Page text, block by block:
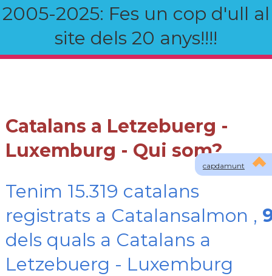
2005-2025: Fes un cop d'ull al
site dels 20 anys!!!!
capdamunt
Catalans a Letzebuerg -
Luxemburg - Qui som?
Tenim 15.319 catalans
registrats a Catalansalmon ,
dels quals a Catalans a
Letzebuerg - Luxemburg